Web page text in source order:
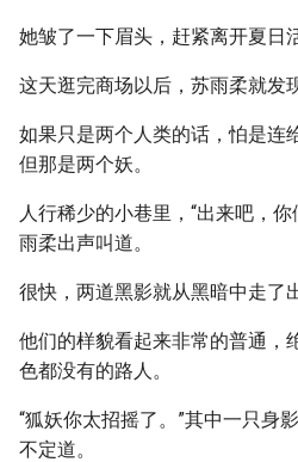
她皱了一下眉头，赶紧离开夏日
这天逛完商场以后，苏雨柔就发
如果只是两个人类的话，怕是连
但那是两个妖。
人行稀少的小巷里，“出来吧，
雨柔出声叫道。
很快，两道黑影就从黑暗中走了
他们的样貌看起来非常的普通，
色都没有的路人。
“狐妖你太招摇了。”其中一只身
不定道。